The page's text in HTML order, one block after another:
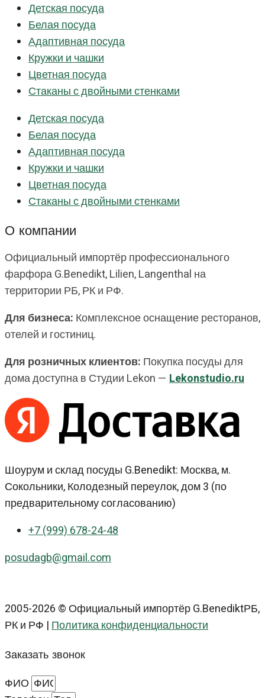
Детская посуда
Белая посуда
Адаптивная посуда
Кружки и чашки
Цветная посуда
Стаканы с двойными стенками
Детская посуда
Белая посуда
Адаптивная посуда
Кружки и чашки
Цветная посуда
Стаканы с двойными стенками
О компании
Официальный импортёр профессионального
фарфора G.Benedikt, Lilien, Langenthal на
территории РБ, РК и РФ.
Для бизнеса: Комплексное оснащение ресторанов,
отелей и гостиниц.
Для розничных клиентов: Покупка посуды для
дома доступна в Студии Lekon — Lekonstudio.ru
Шоурум и склад посуды G.Benedikt: Москва, м.
Сокольники, Колодезный переулок, дом 3 (по
предварительному согласованию)
+7 (999) 678-24-48
posudagb@gmail.com
2005-2026 © Официальный импортёр G.BenediktРБ,
РК и РФ |Политика конфиденциальности
Заказать звонок
ФИО